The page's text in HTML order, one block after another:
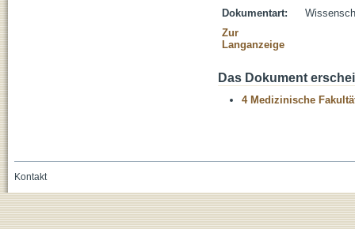
Dokumentart:
Zur
Langanzeige
Das Dokument
4 Medizinische
Kontakt